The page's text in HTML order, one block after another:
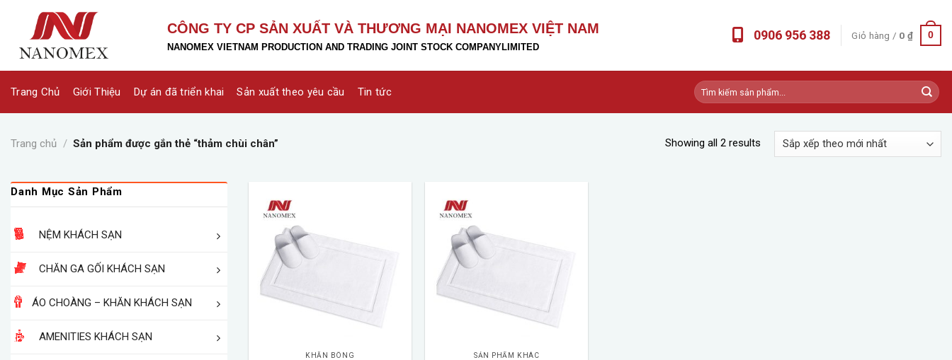
content
CÔNG TY CP SẢN XUẤT VÀ THƯƠNG MẠI NANOMEX VIỆT NAM
NANOMEX VIETNAM PRODUCTION AND TRADING JOINT STOCK COMPANYLIMITED
0906 956 388 Giỏ hàng / 0 ₫ 0
Trang Chủ Giới Thiệu Dự án đã triển khai Sản xuất theo yêu cầu Tin tức
Tìm
kiếm:
Trang chủ / Sản phẩm được gắn thẻ “thảm chùi chân” Showing all 2 results
Danh Mục Sản Phẩm
NỆM KHÁCH SẠN
CHĂN GA GỐI KHÁCH SẠN
ÁO CHOÀNG – KHĂN KHÁCH SẠN
AMENITIES KHÁCH SẠN
KHĂN BÔNG SẢN PHẨM KHÁC